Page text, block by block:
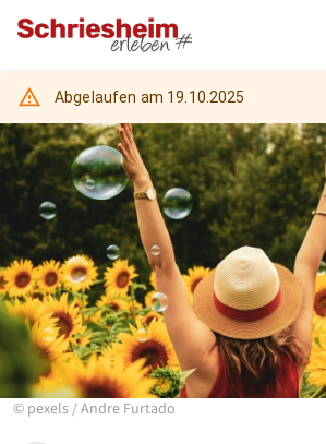
Abgelaufen am 19.10.2025
© pexels/Andre Furtado